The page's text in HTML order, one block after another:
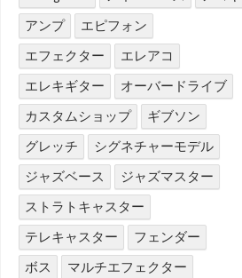
アンプ
エピフォン
エフェクター
エレアコ
エレキギター
オーバードライブ
カスタムショップ
ギブソン
グレッチ
シグネチャーモデル
ジャズベース
ジャズマスター
ストラトキャスター
テレキャスター
フェンダー
ボス
マルチエフェクター